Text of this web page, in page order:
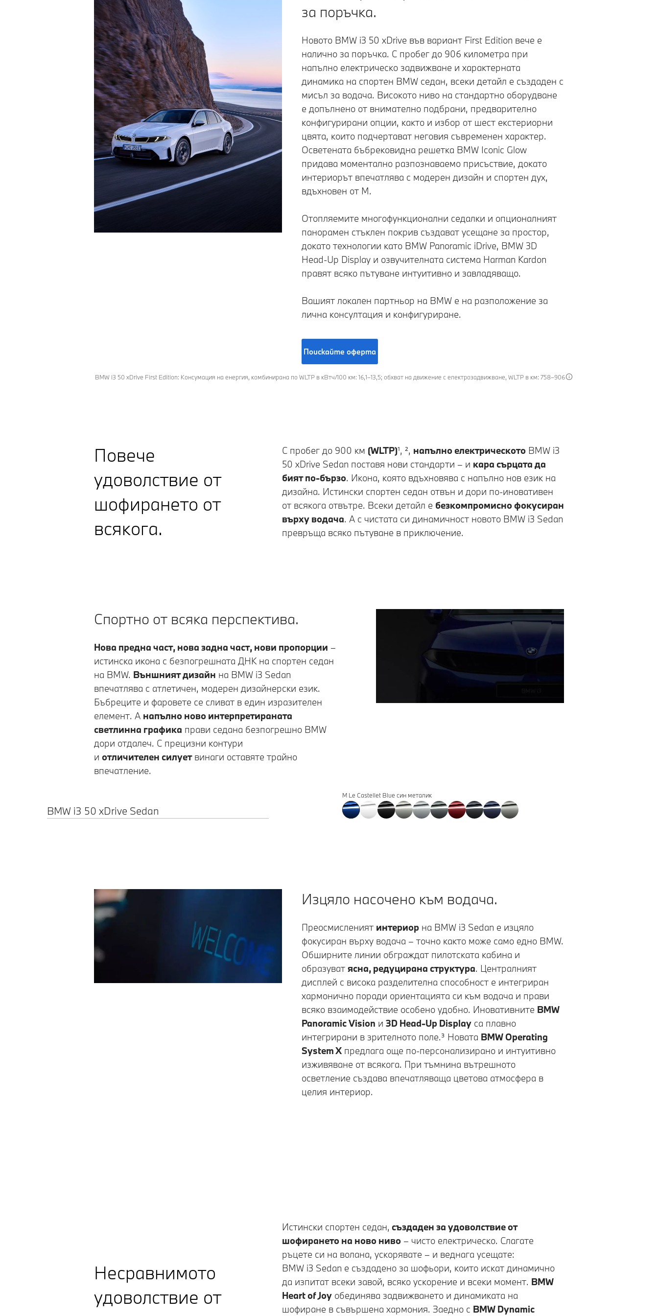
за поръчка.
Новото BMW i3 50 xDrive във вариант First Edition вече е
налично за поръчка. С пробег до 906 километра при
напълно електрическо задвижване и характерната
динамика на спортен BMW седан, всеки детайл е създаден с
мисъл за водача. Високото ниво на стандартно оборудване
е допълнено от внимателно подбрани, предварително
конфигурирани опции, както и избор от шест екстериорни
цвята, които подчертават неговия съвременен характер.
Осветената бъбрековидна решетка BMW Iconic Glow
придава моментално разпознаваемо присъствие, докато
интериорът впечатлява с модерен дизайн и спортен дух,
вдъхновен от M.
Отопляемите многофункционални седалки и опционалният
панорамен стъклен покрив създават усещане за простор,
докато технологии като BMW Panoramic iDrive, BMW 3D
Head-Up Display и озвучителната система Harman Kardon
правят всяко пътуване интуитивно и завладяващо.
Вашият локален партньор на BMW е на разположение за
лична консултация и конфигуриране.
Поискайте оферта
BMW i3 50 xDrive First Edition: Консумация на енергия, комбинирана по WLTP в кВтч/100 км: 16,1–13,5; обхват на движение с електрозадвижване, WLTP в км: 758–906
Повече
удоволствие от
шофирането от
всякога.
С пробег до 900 км (WLTP)¹, ², напълно електрическото BMW i3
50 xDrive Sedan поставя нови стандарти – и кара сърцата да
бият по-бързо. Икона, която вдъхновява с напълно нов език на
дизайна. Истински спортен седан отвън и дори по-иновативен
от всякога отвътре. Всеки детайл е безкомпромисно фокусиран
върху водача. А с чистата си динамичност новото BMW i3 Sedan
превръща всяко пътуване в приключение.
Спортно от всяка перспектива.
Нова предна част, нова задна част, нови пропорции –
истинска икона с безпогрешната ДНК на спортен седан
на BMW. Външният дизайн на BMW i3 Sedan
впечатлява с атлетичен, модерен дизайнерски език.
Бъбреците и фаровете се сливат в един изразителен
елемент. А напълно ново интерпретираната
светлинна графика прави седана безпогрешно BMW
дори отдалеч. С прецизни контури
и отличителен силуетвинаги оставяте трайно
впечатление.
BMW i3 50 xDrive Sedan
M Le Castellet Blue син металик
Изцяло насоченo към водача.
Преосмисленият интериор на BMW i3 Sedan е изцяло
фокусиран върху водача – точно както може само едно BMW.
Обширните линии обграждат пилотската кабина и
образуват ясна, редуцирана структура. Централният
дисплей с висока разделителна способност е интегриран
хармонично поради ориентацията си към водача и прави
всяко взаимодействие особено удобно. Иновативните BMW
Panoramic Vision и 3D Head-Up Display са плавно
интегрирани в зрителното поле.³ Новата BMW Operating
System X предлага още по-персонализирано и интуитивно
изживяване от всякога. При тъмнина вътрешното
осветление създава впечатляваща цветова атмосфера в
целия интериор.
Несравнимото
удоволствие от
Истински спортен седан, създаден за удоволствие от
шофирането на ново ниво – чисто електрическо. Слагате
ръцете си на волана, ускорявате – и веднага усещате:
BMW i3 Sedan е създадено за шофьори, които искат динамично
да изпитат всеки завой, всяко ускорение и всеки момент. BMW
Heart of Joy обединява задвижването и динамиката на
шофиране в съвършена хармония. Заедно с BMW Dynamic